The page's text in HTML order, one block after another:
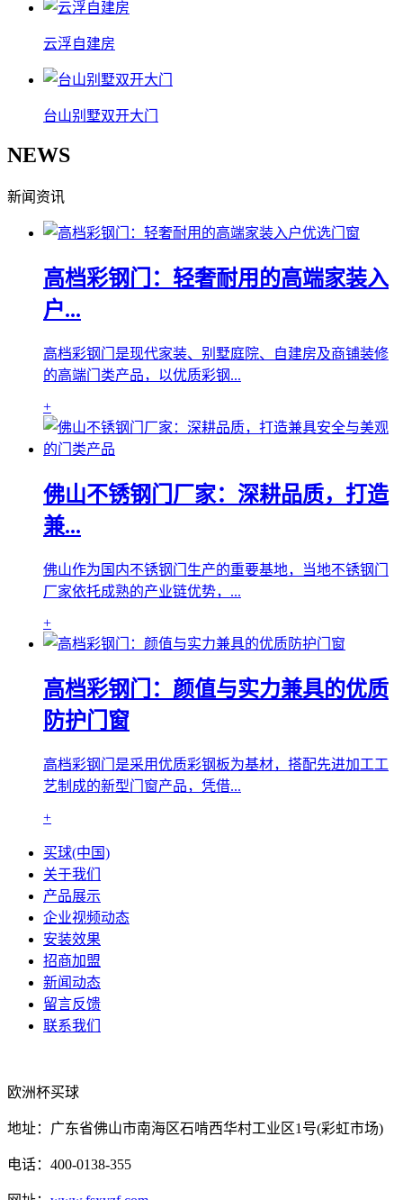
云浮自建房
台山别墅双开大门
NEWS
新闻资讯
高档彩钢门：轻奢耐用的高端家装入
户...
高档彩钢门是现代家装、别墅庭院、自建房及商铺装修
的高端门类产品，以优质彩钢...
+
佛山不锈钢门厂家：深耕品质，打造
兼...
佛山作为国内不锈钢门生产的重要基地，当地不锈钢门
厂家依托成熟的产业链优势，...
+
高档彩钢门：颜值与实力兼具的优质
防护门窗
高档彩钢门是采用优质彩钢板为基材，搭配先进加工工
艺制成的新型门窗产品，凭借...
+
买球(中国)
关于我们
产品展示
企业视频动态
安装效果
招商加盟
新闻动态
留言反馈
联系我们
欧洲杯买球
地址：广东省佛山市南海区石啃西华村工业区1号(彩虹市场)
电话：400-0138-355